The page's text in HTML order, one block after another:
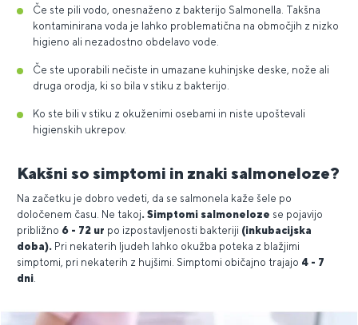
Če ste pili vodo, onesnaženo z bakterijo Salmonella. Takšna
kontaminirana voda je lahko problematična na območjih z nizko
higieno ali nezadostno obdelavo vode.
Če ste uporabili nečiste in umazane kuhinjske deske, nože ali
druga orodja, ki so bila v stiku z bakterijo.
Ko ste bili v stiku z okuženimi osebami in niste upoštevali
higienskih ukrepov.
Kakšni so simptomi in znaki salmoneloze?
Na začetku je dobro vedeti, da se salmonela kaže šele po
določenem času. Ne takoj. Simptomi salmoneloze se pojavijo
približno 6 - 72 ur po izpostavljenosti bakteriji (inkubacijska
doba). Pri nekaterih ljudeh lahko okužba poteka z blažjimi
simptomi, pri nekaterih z hujšimi. Simptomi običajno trajajo 4 - 7
dni